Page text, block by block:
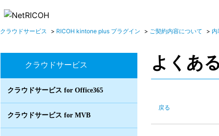
クラウドサービス > RICOH kintone plus プラグイン > ご契約内容について >
クラウドサービス
クラウドサービス for Office365
クラウドサービス for MVB
よくあ
戻る